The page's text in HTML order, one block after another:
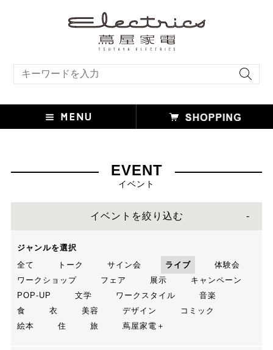
EVENT
イベント
イベントを絞り込む
ジャンルを選択
全て
トーク サイン会 ライブ
体験会
ワークショップ
フェア 展示
キャンペーン
POP-UP
文学 ワークスタイル
音楽
食
衣 美容 デザイン
コミック
絵本
住 旅 蔦屋家電＋